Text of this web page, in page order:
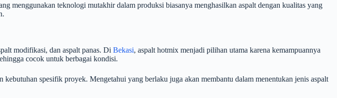
menggunakan teknologi mutakhir dalam produksi biasanya menghasilkan aspalt dengan kualitas yang
modifikasi, dan aspalt panas. Di Bekasi, aspalt hotmix menjadi pilihan utama karena kemampuannya
cocok untuk berbagai kondisi.
spesifik proyek. Mengetahui yang berlaku juga akan membantu dalam menentukan jenis aspalt